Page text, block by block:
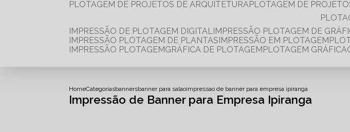
PLOTAGEM DE PROJETOS DE ARQUITETURA
PLOTAGEM DE
IMPRESSÃO DE PLOTAGEM DIGITAL IMPRESSÃO PLOTAGEM DE
IMPRESSÃO PLOTAGEM DE PLANTAS IMPRESSÃO EM PLOTAGEM
IMPRESSÃO PLOTAGEM
GRÁFICA DE PLOTAGEM PLOTAGEM GRÁFICA
HomeCategoriasbannersbanner para salaoimpressao de banner para empresa ipiranga
Impressão de Banner para Empresa Ipiranga